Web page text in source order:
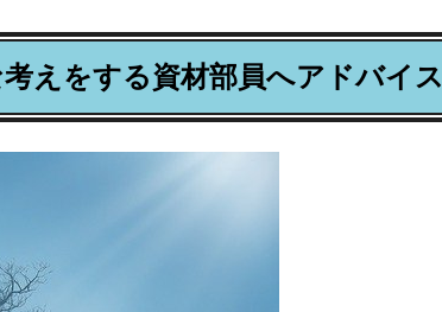
えをする資材部員へアドバイス